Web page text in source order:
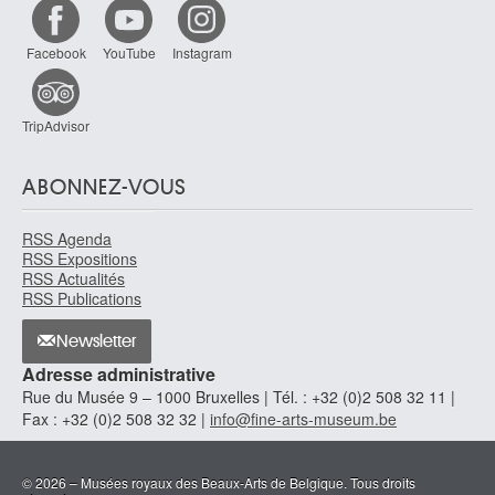
Luckx François
Malines 1802 - Bruxelles 1849
Luttichuys Isaak
Londres (Angleterre, Royaume-Uni) 1616 - Amsterdam (Pays-Bas) 1673
Luyten Mark
Lybaert Théophile
Gand 1848 - 1927
Lynen Amédée
Saint-Josse-ten-Noode / Bruxelles 1852 - Bruxelles 1938
Lynen André
Anvers 1888 - Forest/Bruxelles 1984
Lyr Claude
Pessac-lez-Bordeaux, Gironde (France) 1916 - Uccle 1995
Facebook YouTube Instagram
TripAdvisor
ABONNEZ-VOUS
RSS Agenda
RSS Expositions
RSS Actualités
RSS Publications
Newsletter
Adresse administrative
Rue du Musée 9 – 1000 Bruxelles | Tél. : +32 (0)2 508 32 11 |
Fax : +32 (0)2 508 32 32 | info@fine-arts-museum.be
© 2026 – Musées royaux des Beaux-Arts de Belgique. Tous droits